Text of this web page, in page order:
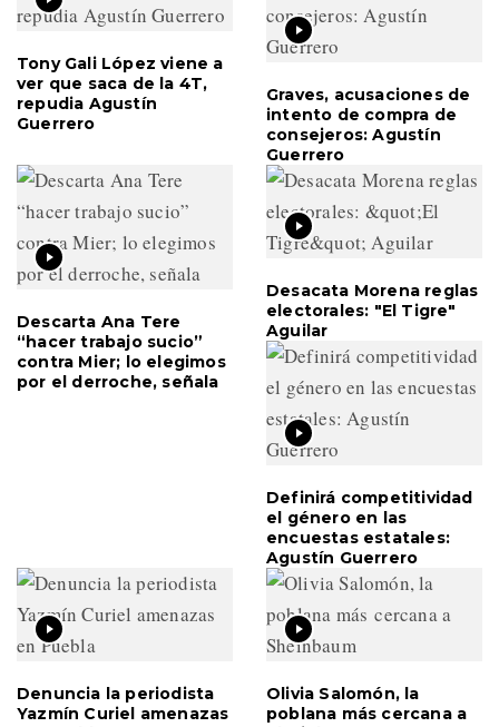
Tony Gali López viene a
ver que saca de la 4T,
repudia Agustín
Guerrero
Graves, acusaciones de
intento de compra de
consejeros: Agustín
Guerrero
Descarta Ana Tere
“hacer trabajo sucio”
contra Mier; lo elegimos
por el derroche, señala
Desacata Morena reglas
electorales: "El Tigre"
Aguilar
Definirá competitividad
el género en las
encuestas estatales:
Agustín Guerrero
Denuncia la periodista
Yazmín Curiel amenazas
Olivia Salomón, la
poblana más cercana a